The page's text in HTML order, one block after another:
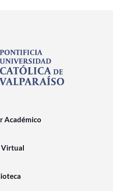
Académico
Virtual